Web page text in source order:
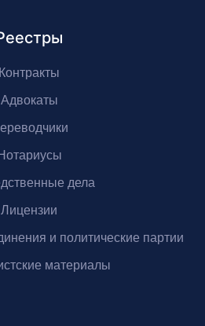
Контракты
Адвокаты
дела
Лицензии
и политические партии
материалы